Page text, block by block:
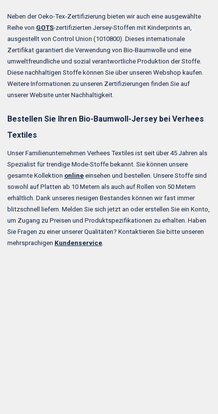
Neben der Oeko-Tex-Zertifizierung bieten wir auch eine ausgewählte
Reihe von GOTS-zertifizierten Jersey-Stoffen mit Kinderprints an,
ausgestellt von Control Union (1010800). Dieses internationale
Zertifikat garantiert die Verwendung von Bio-Baumwolle und eine
umweltfreundliche und sozial verantwortliche Produktion der Stoffe.
Diese nachhaltigen Stoffe können Sie über unseren Webshop kaufen.
Weitere Informationen zu unseren Zertifizierungen finden Sie auf
unserer Website unter Nachhaltigkeit.
Bestellen Sie Ihren Bio-Baumwoll-Jersey bei Verhees
Textiles
Unser Familienunternehmen Verhees Textiles ist seit über 45 Jahren als
Spezialist für trendige Mode-Stoffe bekannt. Sie können unsere
gesamte Kollektion online einsehen und bestellen. Unsere Stoffe sind
sowohl auf Platten ab 10 Metern als auch auf Rollen von 50 Metern
erhältlich. Dank unseres riesigen Bestandes können wir fast immer
blitzschnell liefern. Melden Sie sich jetzt an oder erstellen Sie ein Konto,
um Zugang zu Preisen und Produktspezifikationen zu erhalten. Haben
Sie Fragen zu einer unserer Qualitäten? Kontaktieren Sie bitte unseren
mehrsprachigen Kundenservice